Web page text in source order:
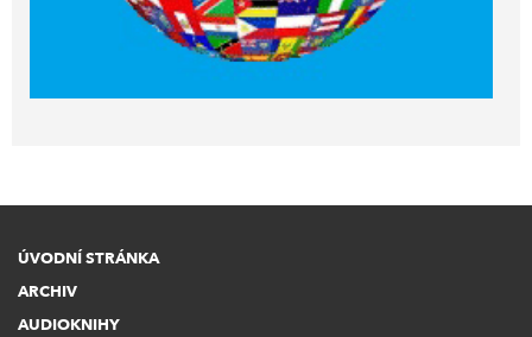
ÚVODNÍ STRÁNKA
ARCHIV
AUDIOKNIHY